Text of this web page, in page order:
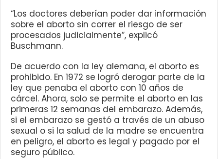
“Los doctores deberían poder dar información
sobre el aborto sin correr el riesgo de ser
procesados judicialmente”, explicó
Buschmann.
De acuerdo con la ley alemana, el aborto es
prohibido. En 1972 se logró derogar parte de la
ley que penaba el aborto con 10 años de
cárcel. Ahora, solo se permite el aborto en las
primeras 12 semanas del embarazo. Además,
si el embarazo se gestó a través de un abuso
sexual o si la salud de la madre se encuentra
en peligro, el aborto es legal y pagado por el
seguro público.